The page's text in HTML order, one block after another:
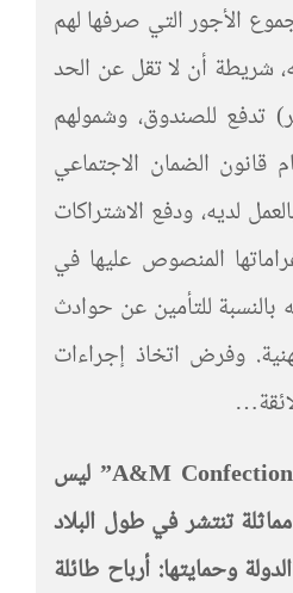
الأجور التي صرفها لهم
شريطة أن لا تقل عن الحد
تدفع للصندوق، وشمولهم
قانون الضمان الاجتماعي
لديه، ودفع الاشتراكات
المنصوص عليها في
بالنسبة للتأمين عن حوادث
وفرض اتخاذ إجراءات
A&M Confection” ليس
تنتشر في طول البلاد
وحمايتها: أرباح طائلة